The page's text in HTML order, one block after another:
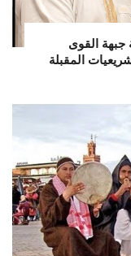
القوى
المقبلة